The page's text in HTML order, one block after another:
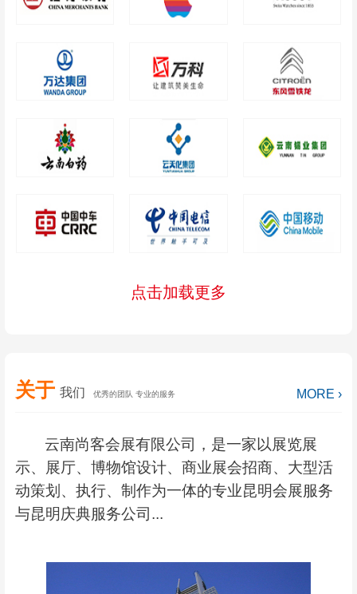
点击加载更多
关于 我们 优秀的团队 专业的服务 MORE ›
云南尚客会展有限公司，是一家以展览展
示、展厅、博物馆设计、商业展会招商、大型活
动策划、执行、制作为一体的专业昆明会展服务
与昆明庆典服务公司...